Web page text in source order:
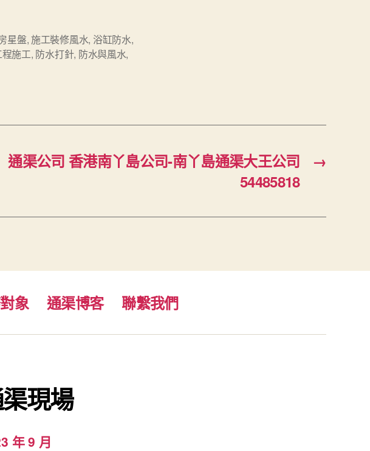
星盤,施工裝修風水, 浴缸防水,
施工, 防水打針, 防水與風水,
→
通渠公司 香港南丫島公司-南丫島通渠大王公司
54485818
象 通渠博客 聯繫我們
現場
年 9 月